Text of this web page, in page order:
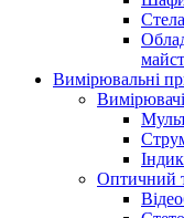
Вимірювальні
Оптичний